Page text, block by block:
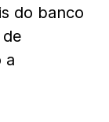
do banco
a